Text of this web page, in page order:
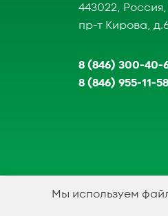
443022,
пр-т Кирова,
8 (846) 300-40-
8 (846) 955-11-58
Мы используем